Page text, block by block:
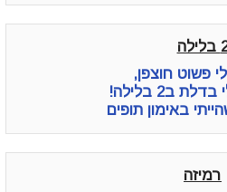
פשוט חוצפן,
ב2 בלילה!
באימון תופים
רמיזה